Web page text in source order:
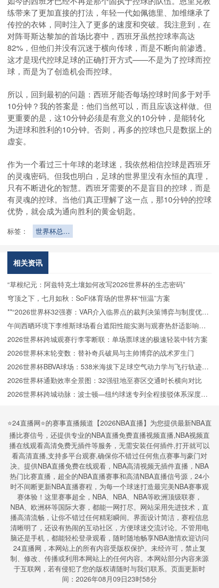
练带来了更加直接的打法，年轻一代如佩德里、加维继承了
传控的衣钵，同时注入了更多的速度和突破。我注意到，在
对阵哥斯达黎加的首场比赛中，西班牙虽然控球率高达
82%，但他们并没有沉迷于横向传球，而是不断向前渗透。
这才是现代控球足球的正确打开方式——不是为了控球而控
球，而是为了创造机会而控球。
所以，回到最初的问题：西班牙能否每场控球时间多于对手
10分钟？我的答案是：他们当然可以，而且应该这样做。但
更重要的是，这10分钟必须是有意义的10分钟，是能转化
为进球和胜利的10分钟。否则，再多的控球也只是数据上的
虚妄。
作为一个看过三十年球的老球迷，我依然相信控球是西班牙
的灵魂密码。但我也明白，足球的世界里没有永恒的真理，
只有不断进化的智慧。西班牙需要的不是盲目的控球，而是
有灵魂的控球。当他们真正理解了这一点，那10分钟的控球
优势，就会成为通向胜利的黄金钥匙。
标签：
世界杯总
赛制下的精
彩与遗憾
相关资讯
“草根纪元：阿兹特克土壤如何改写2026世界杯的生态密码”
穹顶之下，七月如秋：SoFi体育场的世界杯“恒温”方案
**“2026世界杯32强赛：VAR介入临界点的裁判决策博弈与制度优化
路径”**
午间西晒环境下李维斯球场看台遮阳性能实测与观赛热舒适影响分
析
2026世界杯跨城观赛行李零断联：单场票球迷的极速轻装中转方案
2026世界杯末轮变数：替补奇兵破局与主帅博弈的战术罗生门
2026世界杯BBVA球场：538米海拔下足球空气动力学与飞行轨迹的
微扰动解析
2026世界杯通勤效率全景图：32强驻地至赛区交通时长横向对比
2026世界杯跨城动脉：波士顿—纽约球迷专列全程接驳体系深度拆
⭐️24直播网⭐️的赛事直播频道【2026NBA直播】为您提供最新NBA直
播比赛信号，还提供专业的NBA直播免费直播视频直播,NBA视频直
播在线观看高清免费无插件等服务，无需安装任何插件,打开就可以
看高清直播,支持多平台观赛,确保你不错过任何焦点赛事与豪门对
决。提供NBA直播免费在线观看，NBA高清视频无插件直播，NBA
热门比赛直播，超全的NBA直播赛事和高清NBA直播信号源，24小
时不间断更新NBA直播赛程，为每一个球迷打造最完美NBA赛事观
赛体验！这里赛事超全，NBA、NBA、NBA等欧洲顶级联赛，
NBA、欧洲杯等国际大赛，都能一网打尽。网站采用先进技术，直
播高清流畅，让你不错过任何精彩瞬间。界面设计简洁，赛程信息
清晰明了，还设有热闹的互动社区，方便球迷交流讨论。不管用电
脑还是手机，都能轻松登录观看，随时随地畅享NBA激情欢迎访问
24直播网，本网站上的所有内容受版权保护。未经许可，禁止复
制、修改、传播或利用本网站上的任何内容。本网站部分内容来源
于互联网，若有侵犯了您的版权请随时与我们联系。页面更新时
间：2026年08月09日23时58分